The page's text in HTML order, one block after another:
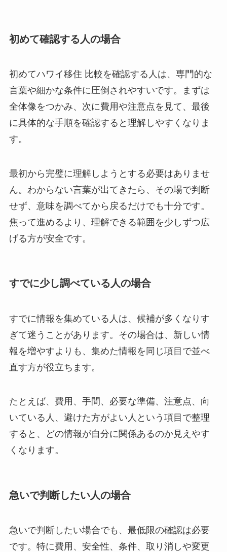
初めて確認する人の場合
初めてハワイ移住 比較を確認する人は、専門的な
言葉や細かな条件に圧倒されやすいです。まずは
全体像をつかみ、次に費用や注意点を見て、最後
に具体的な手順を確認すると理解しやすくなりま
す。
最初から完璧に理解しようとする必要はありませ
ん。わからない言葉が出てきたら、その場で判断
せず、意味を調べてから戻るだけでも十分です。
焦って進めるより、理解できる範囲を少しずつ広
げる方が安全です。
すでに少し調べている人の場合
すでに情報を集めている人は、候補が多くなりす
ぎて迷うことがあります。その場合は、新しい情
報を増やすよりも、集めた情報を同じ項目で並べ
直す方が役立ちます。
たとえば、費用、手間、必要な準備、注意点、向
いている人、避けた方がよい人という項目で整理
すると、どの情報が自分に関係あるのか見えやす
くなります。
急いで判断したい人の場合
急いで判断したい場合でも、最低限の確認は必要
です。特に費用、安全性、条件、取り消しや変更